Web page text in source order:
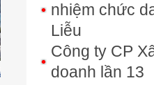
nhiệm chức
Liễu
Công ty CP
doanh lần 13